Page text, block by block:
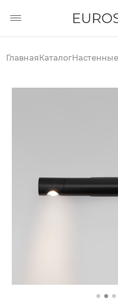
ГлавнаяКаталог